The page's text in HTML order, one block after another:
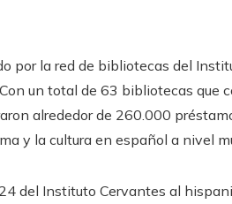
por la red de bibliotecas del
un total de 63 bibliotecas que
alrededor de 260.000
y la cultura en español a nivel
del Instituto Cervantes al